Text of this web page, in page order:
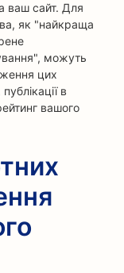
ваш сайт. Для
як "найкраща
можуть
цих
в
вашого